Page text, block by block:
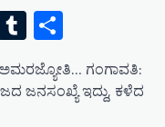
Tumblr
ಅಮರಜ್ಯೋತಿ… ಗಂಗಾವತಿ:
ಜನಸಂಖ್ಯೆ ಇದ್ದು, ಕಳೆದ